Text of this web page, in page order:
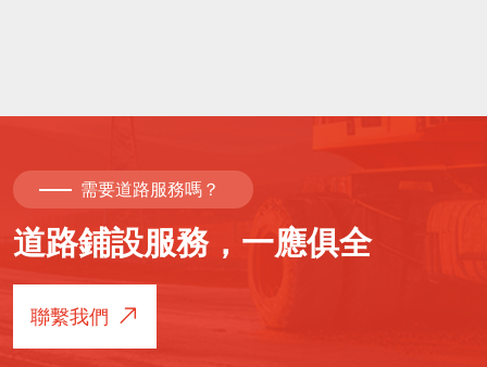
需要道路服務嗎？
道路鋪設服務，一應俱全
聯繫我們